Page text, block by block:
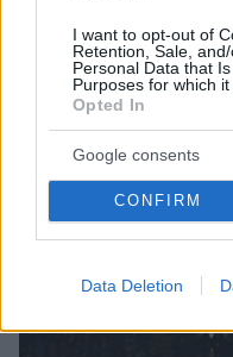
I want to opt-out of
Retention, Sale,
Personal Data that
Purposes for which it
Opted In
Google consents
CONFIRM
Data Deletion